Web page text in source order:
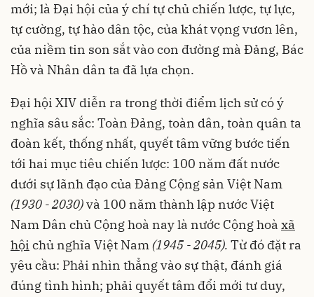
mới; là Đại hội của ý chí tự chủ chiến lược, tự lực,
tự cường, tự hào dân tộc, của khát vọng vươn lên,
của niềm tin son sắt vào con đường mà Đảng, Bác
Hồ và Nhân dân ta đã lựa chọn.
Đại hội XIV diễn ra trong thời điểm lịch sử có ý
nghĩa sâu sắc: Toàn Đảng, toàn dân, toàn quân ta
đoàn kết, thống nhất, quyết tâm vững bước tiến
tới hai mục tiêu chiến lược: 100 năm đất nước
dưới sự lãnh đạo của Đảng Cộng sản Việt Nam
(1930 - 2030)và 100 năm thành lập nước Việt
Nam Dân chủ Cộng hoà nay là nước Cộng hoà xã
hội chủ nghĩa Việt Nam (1945 - 2045). Từ đó đặt ra
yêu cầu: Phải nhìn thẳng vào sự thật, đánh giá
đúng tình hình; phải quyết tâm đổi mới tư duy,